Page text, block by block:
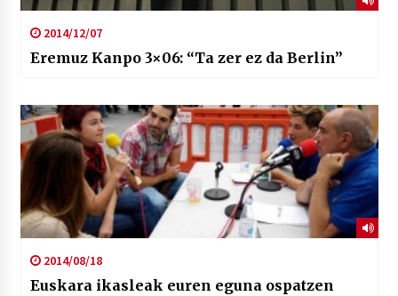
2014/12/07
Eremuz Kanpo 3×06: “Ta zer ez da Berlin”
2014/08/18
Euskara ikasleak euren eguna ospatzen